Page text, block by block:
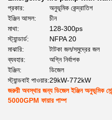
প্রকার:
অনুভূমিক কেন্দ্রাতিগ
ইঞ্জিন আসল:
চীন
মাথা:
128-300ps
স্ট্যান্ডার্ড:
NFPA 20
মাঝারি:
টাটকা জল/সমুদ্রের জল
ব্যবহার:
অগ্নি নির্বাপক
ইঞ্জিন:
ডিজেল
স্ট্যান্ডবাই পাওয়ার:29kW-772kW
জরুরী অবস্থার জন্য ডিজেল ইঞ্জিন অনুভূমিক
5000GPM ফায়ার পাম্প